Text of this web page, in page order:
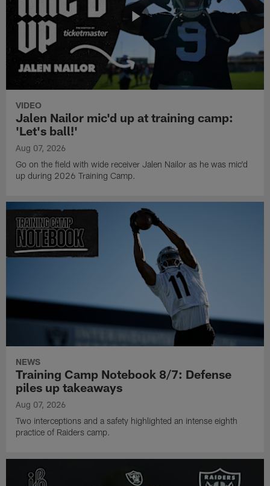
VIDEO
Jalen Nailor mic'd up at training camp:
'Let's ball!'
Aug 07, 2026
Go on the field with wide receiver Jalen Nailor as he was mic'd
up during 2026 Training Camp.
NEWS
Training Camp Notebook 8/7: Defense
piles up takeaways
Aug 07, 2026
Two interceptions and a safety highlighted an intense eighth
practice of Raiders camp.